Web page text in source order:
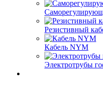
Резистивный
Кабель NYM
Электротрубы